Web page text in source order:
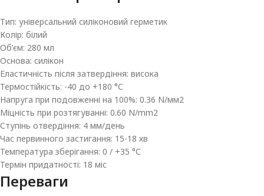
Тип: універсальний силіконовий герметик
Колір: білий
Об’єм: 280 мл
Основа: силікон
Еластичність після затвердіння: висока
Термостійкість: -40 до +180 °С
Напруга при подовженні на 100%: 0.36 N/мм2
Міцність при розтягуванні: 0.60 N/mm2
Ступінь отвердіння: 4 мм/день
Час первинного застигання: 15-18 хв
Температура зберігання: 0 / +35 °С
Термін придатності: 18 міс
Переваги